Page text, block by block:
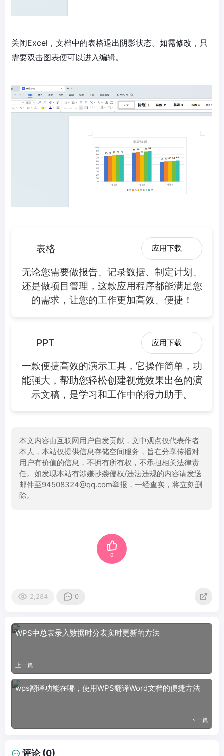
关闭Excel，文档中的表格退出阴影状态。如需修改，只
需要双击图表便可以进入编辑。
表格 应用下载
无论您需要做报告、记录数据、制定计划、
还是做项目管理，这款应用程序都能满足您
的需求，让您的工作更加高效、便捷！
PPT 应用下载
一款便捷高效的演示工具，它操作简单，功
能强大，帮助您轻松创建视觉效果出色的演
示文稿，是学习和工作中的得力助手。
本文内容由互联网用户自发贡献，文中观点仅代表作者
本人，本站仅提供信息存储空间服务，旨在分享传播对
用户有价值的信息，不拥有所有权，不承担相关法律责
任。如发现本站有涉嫌抄袭侵权/违法违规的内容请发送
邮件至94508324@qq.com举报，一经查实，将立刻删
除。
0
2,284 0
WPS中总表录入数据时分表实时更新的方法
上一篇
wps翻译功能在哪，使用WPS翻译Word文档的便捷方法
下一篇
评论 (0)